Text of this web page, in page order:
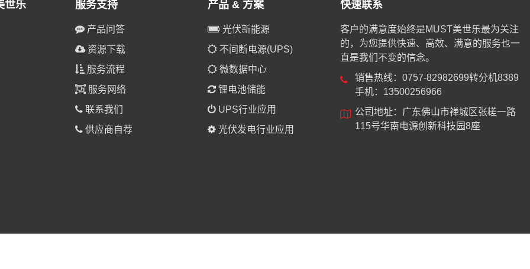
世乐 服务支持
产品问答
资源下载
服务流程
服务网络
联系我们
供应商自荐
产品 & 方案
光伏新能源
不间断电源(UPS)
微数据中心
锂电池储能
UPS行业应用
光伏发电行业应用
快速联系
客户的满意度始终是MUST美世乐最为关注
的，为您提供快速、高效、满意的服务也一
直是我们不变的信念。
销售热线：0757-82982699转分机8389
手机：13500256966
公司地址：广东佛山市禅城区张槎一路
115号华南电源创新科技园8座